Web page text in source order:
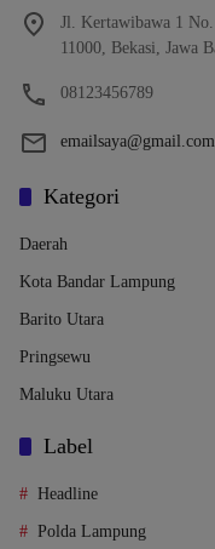
Jl. Kertawibawa 1
11000, Bekasi, Jawa
08123456789
emailsaya@gmail.com
Kategori
Daerah
Kota Bandar Lampung
Barito Utara
Pringsewu
Maluku Utara
Label
Headline
Polda Lampung